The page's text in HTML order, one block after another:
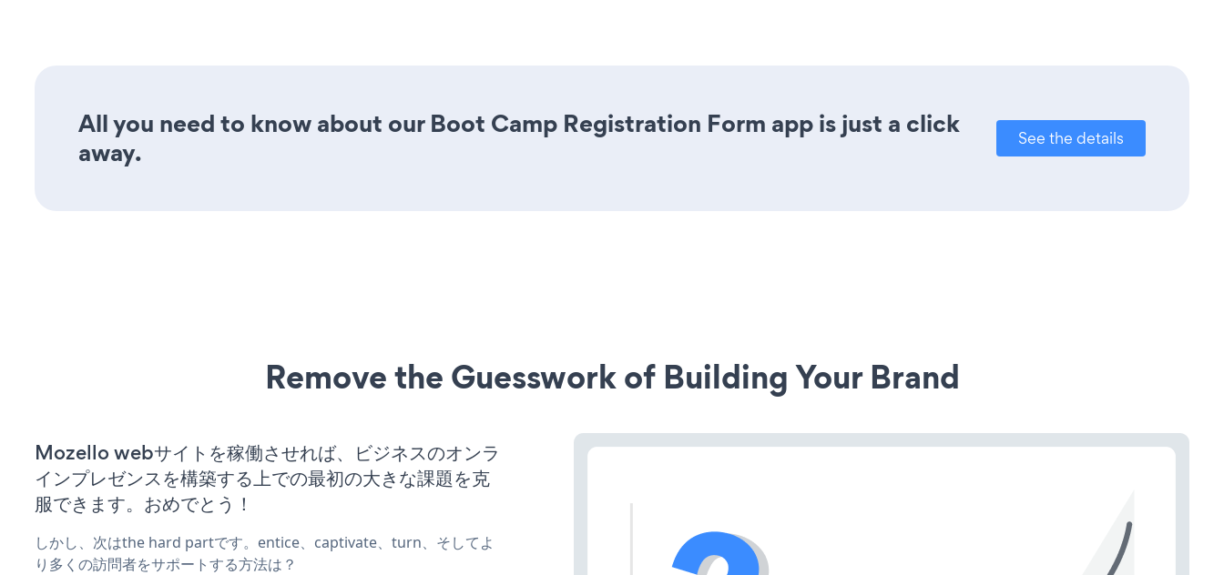
All you need to know about our Boot Camp Registration Form app is just a click
away.
See the details
Remove the Guesswork of Building Your Brand
Mozello webサイトを稼働させれば、ビジネスのオンラ
インプレゼンスを構築する上での最初の大きな課題を克
服できます。おめでとう！
しかし、次はthe hard partです。entice、captivate、turn、そしてよ
り多くの訪問者をサポートする方法は？